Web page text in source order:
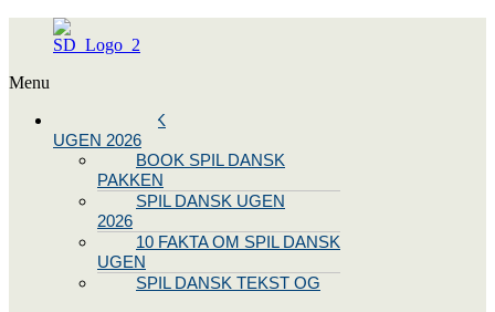
Menu
SPIL DANSK
UGEN 2026
BOOK SPIL DANSK
PAKKEN
SPIL DANSK UGEN
2026
10 FAKTA OM SPIL DANSK
UGEN
SPIL DANSK TEKST OG